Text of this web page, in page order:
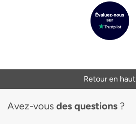
Retour en haut
Avez-vous des questions ?